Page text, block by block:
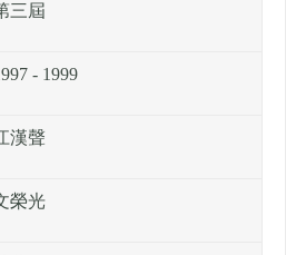
三屆
- 1999
漢聲
榮光